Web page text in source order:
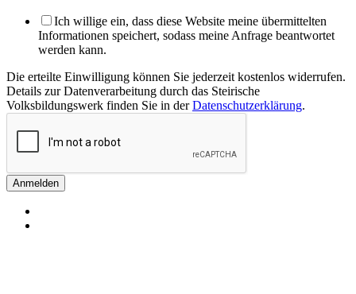
Ich willige ein, dass diese Website meine übermittelten
Informationen speichert, sodass meine Anfrage beantwortet
werden kann.
Die erteilte Einwilligung können Sie jederzeit kostenlos widerrufen.
Details zur Datenverarbeitung durch das Steirische
Volksbildungswerk finden Sie in derDatenschutzerklärung.
Anmelden